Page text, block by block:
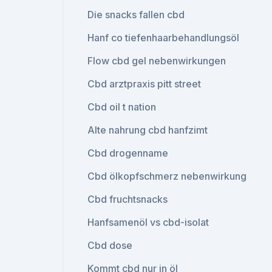
Die snacks fallen cbd
Hanf co tiefenhaarbehandlungsöl
Flow cbd gel nebenwirkungen
Cbd arztpraxis pitt street
Cbd oil t nation
Alte nahrung cbd hanfzimt
Cbd drogenname
Cbd ölkopfschmerz nebenwirkung
Cbd fruchtsnacks
Hanfsamenöl vs cbd-isolat
Cbd dose
Kommt cbd nur in öl